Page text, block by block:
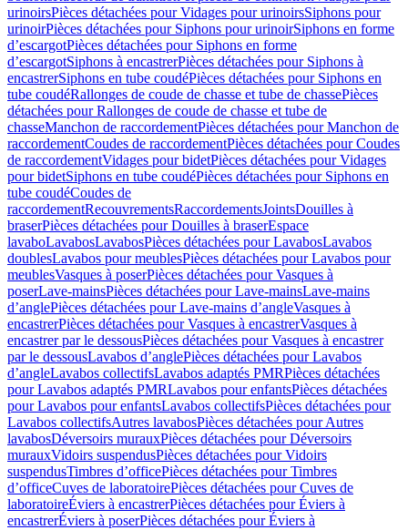
urinoirsPièces détachées pour Vidages pour urinoirsSiphons pour
urinoirPièces détachées pour Siphons pour urinoirSiphons en forme
d’escargotPièces détachées pour Siphons en forme
d’escargotSiphons à encastrerPièces détachées pour Siphons à
encastrerSiphons en tube coudéPièces détachées pour Siphons en
tube coudéRallonges de coude de chasse et tube de chassePièces
détachées pour Rallonges de coude de chasse et tube de
chasseManchon de raccordementPièces détachées pour Manchon de
raccordementCoudes de raccordementPièces détachées pour Coudes
de raccordementVidages pour bidetPièces détachées pour Vidages
pour bidetSiphons en tube coudéPièces détachées pour Siphons en
tube coudéCoudes de
raccordementRecouvrementsRaccordementsJointsDouilles à
braserPièces détachées pour Douilles à braserEspace
lavaboLavabosLavabosPièces détachées pour LavabosLavabos
doublesLavabos pour meublesPièces détachées pour Lavabos pour
meublesVasques à poserPièces détachées pour Vasques à
poserLave-mainsPièces détachées pour Lave-mainsLave-mains
d’anglePièces détachées pour Lave-mains d’angleVasques à
encastrerPièces détachées pour Vasques à encastrerVasques à
encastrer par le dessousPièces détachées pour Vasques à encastrer
par le dessousLavabos d’anglePièces détachées pour Lavabos
d’angleLavabos collectifsLavabos adaptés PMRPièces détachées
pour Lavabos adaptés PMRLavabos pour enfantsPièces détachées
pour Lavabos pour enfantsLavabos collectifsPièces détachées pour
Lavabos collectifsAutres lavabosPièces détachées pour Autres
lavabosDéversoirs murauxPièces détachées pour Déversoirs
murauxVidoirs suspendusPièces détachées pour Vidoirs
suspendusTimbres dʼofficePièces détachées pour Timbres
dʼofficeCuves de laboratoirePièces détachées pour Cuves de
laboratoireÉviers à encastrerPièces détachées pour Éviers à
encastrerÉviers à poserPièces détachées pour Éviers à